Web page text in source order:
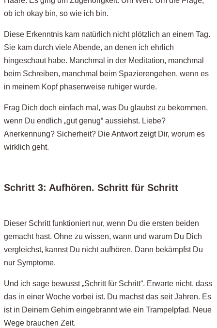
ob ich okay bin, so wie ich bin.
Diese Erkenntnis kam natürlich nicht plötzlich an einem Tag.
Sie kam durch viele Abende, an denen ich ehrlich
hingeschaut habe. Manchmal in der Meditation, manchmal
beim Schreiben, manchmal beim Spazierengehen, wenn es
in meinem Kopf phasenweise ruhiger wurde.
Frag Dich doch einfach mal, was Du glaubst zu bekommen,
wenn Du endlich „gut genug“ aussiehst. Liebe?
Anerkennung? Sicherheit? Die Antwort zeigt Dir, worum es
wirklich geht.
Schritt 3: Aufhören. Schritt für Schritt
Dieser Schritt funktioniert nur, wenn Du die ersten beiden
gemacht hast. Ohne zu wissen, wann und warum Du Dich
vergleichst, kannst Du nicht aufhören. Dann bekämpfst Du
nur Symptome.
Und ich sage bewusst „Schritt für Schritt“. Erwarte nicht, dass
das in einer Woche vorbei ist. Du machst das seit Jahren. Es
ist in Deinem Gehirn eingebrannt wie ein Trampelpfad. Neue
Wege brauchen Zeit.